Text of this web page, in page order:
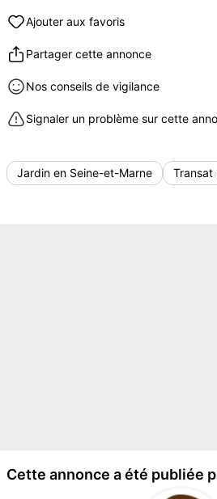
Ajouter aux favoris
Partager cette annonce
Nos conseils de vigilance
Signaler un problème sur cette
Jardin en Seine-et-Marne Transat
Cette annonce a été publiée